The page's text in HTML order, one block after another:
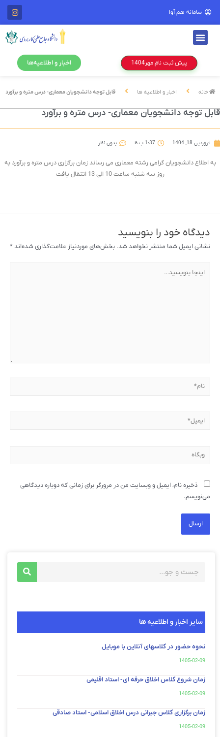
سامانه هم آوا
پیش ثبت نام مهر1404 اخبار و اطلاعیه‌ها
خانه اخبار و اطلاعیه ها قابل توجه دانشجویان معماری- درس متره و برآورد
توجه دانشجویان معماری- درس متره و برآورد
فروردین 18, 1404 1:37 ب.ظ بدون نظر
به اطلاع دانشجویان گرامی رشته معماری می رساند زمان برگزاری درس متره و برآورد به
روز سه شنبه ساعت 10 الی 13 انتقال یافت
دیدگاه‌ خود را بنویسید
نشانی ایمیل شما منتشر نخواهد شد. بخش‌های موردنیاز علامت‌گذاری شده‌اند*
ذخیره نام، ایمیل و وبسایت من در مرورگر برای زمانی که دوباره دیدگاهی
می‌نویسم.
سایر اخبار و اطلاعیه ها
نحوه حضور در کلاسهای آنلاین با موبایل
1405-02-09
زمان شروع کلاس اخلاق حرفه ای- استاد اقلیمی
1405-02-09
زمان برگزاری کلاس جبرانی درس اخلاق اسلامی- استاد صادقی
1405-02-09